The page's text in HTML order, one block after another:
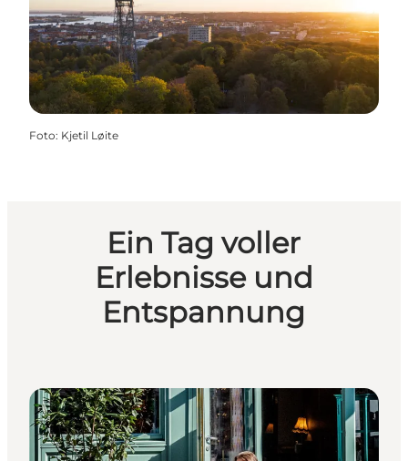
Foto: Kjetil Løite
Ein Tag voller
Erlebnisse und
Entspannung